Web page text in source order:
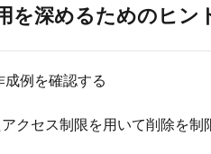
を深めるためのヒン
例を確認する
クセス制限を用いて削除を制